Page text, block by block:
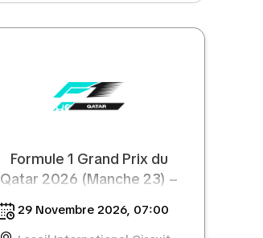
Formule 1 Grand Prix du
Qatar 2026 (Manche 23) –
29 Novembre 2026, 07:00